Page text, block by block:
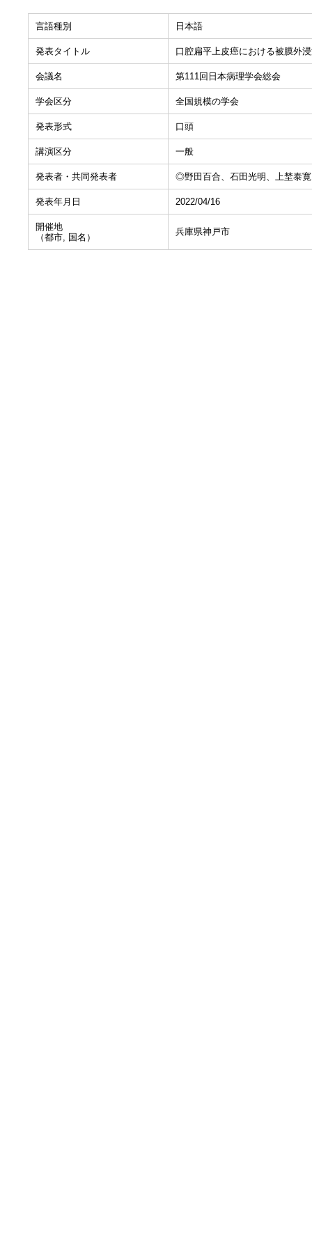
言語種別 日本語
発表タイトル 口腔扁平上皮癌における被膜外
会議名 第111回日本病理学会総会
学会区分 全国規模の学会
発表形式 口頭
講演区分 一般
発表者・共同発表者 ◎野田百合、石田光明、上埜泰
発表年月日 2022/04/16
開催地
（都市, 国名）
兵庫県神戸市